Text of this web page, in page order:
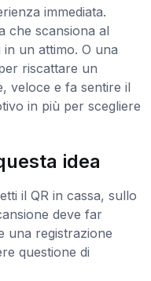
immediata.
che scansiona al
un attimo. O una
riscattare un
veloce e fa sentire il
in più per scegliere
idea
il QR in cassa, sullo
deve far
una registrazione
questione di